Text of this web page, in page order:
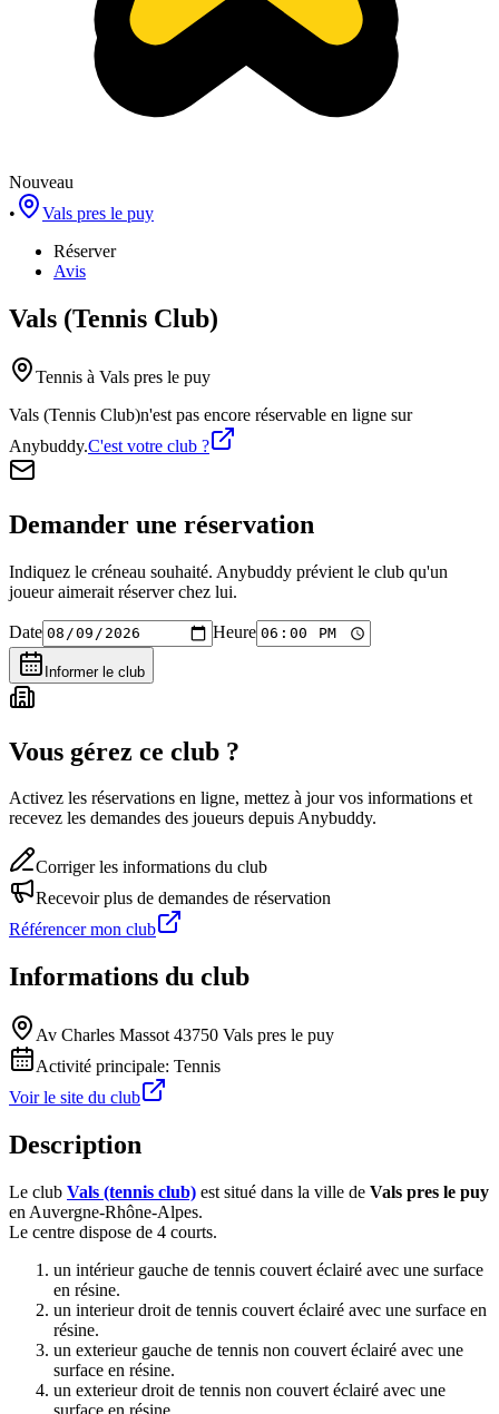
Nouveau
•
Vals pres le puy
Réserver
Avis
Vals (Tennis Club)
Tennis à Vals pres le puy
Vals (Tennis Club)n'est pas encore réservable en ligne sur
Anybuddy.C'est votre club ?
Demander une réservation
Indiquez le créneau souhaité. Anybuddy prévient le club qu'un
joueur aimerait réserver chez lui.
Date Heure
Informer le club
Vous gérez ce club ?
Activez les réservations en ligne, mettez à jour vos informations et
recevez les demandes des joueurs depuis Anybuddy.
Corriger les informations du club
Recevoir plus de demandes de réservation
Référencer mon club
Informations du club
Av Charles Massot 43750 Vals pres le puy
Activité principale: Tennis
Voir le site du club
Description
Le club Vals (tennis club) est situé dans la ville de Vals pres le puy
en Auvergne-Rhône-Alpes.
Le centre dispose de 4 courts.
un intérieur gauche de tennis couvert éclairé avec une surface
en résine.
un interieur droit de tennis couvert éclairé avec une surface en
résine.
un exterieur gauche de tennis non couvert éclairé avec une
surface en résine.
un exterieur droit de tennis non couvert éclairé avec une
surface en résine.